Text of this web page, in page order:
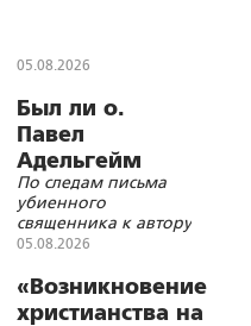
Общемосковский
05.08.2026
Был ли о.
Павел
Адельгейм
членом
кочетковского
братства?
По следам письма
убиенного
священника к автору
05.08.2026
«Возникновение
христианства на